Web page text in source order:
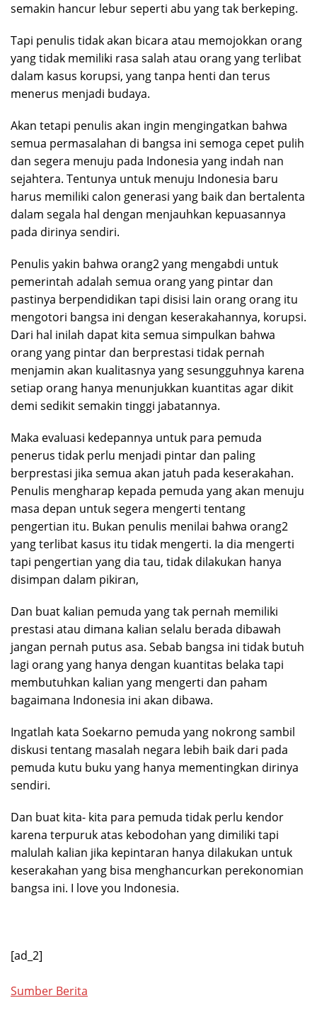
semakin hancur lebur seperti abu yang tak berkeping.
Tapi penulis tidak akan bicara atau memojokkan orang
yang tidak memiliki rasa salah atau orang yang terlibat
dalam kasus korupsi, yang tanpa henti dan terus
menerus menjadi budaya.
Akan tetapi penulis akan ingin mengingatkan bahwa
semua permasalahan di bangsa ini semoga cepet pulih
dan segera menuju pada Indonesia yang indah nan
sejahtera. Tentunya untuk menuju Indonesia baru
harus memiliki calon generasi yang baik dan bertalenta
dalam segala hal dengan menjauhkan kepuasannya
pada dirinya sendiri.
Penulis yakin bahwa orang2 yang mengabdi untuk
pemerintah adalah semua orang yang pintar dan
pastinya berpendidikan tapi disisi lain orang orang itu
mengotori bangsa ini dengan keserakahannya, korupsi.
Dari hal inilah dapat kita semua simpulkan bahwa
orang yang pintar dan berprestasi tidak pernah
menjamin akan kualitasnya yang sesungguhnya karena
setiap orang hanya menunjukkan kuantitas agar dikit
demi sedikit semakin tinggi jabatannya.
Maka evaluasi kedepannya untuk para pemuda
penerus tidak perlu menjadi pintar dan paling
berprestasi jika semua akan jatuh pada keserakahan.
Penulis mengharap kepada pemuda yang akan menuju
masa depan untuk segera mengerti tentang
pengertian itu. Bukan penulis menilai bahwa orang2
yang terlibat kasus itu tidak mengerti. Ia dia mengerti
tapi pengertian yang dia tau, tidak dilakukan hanya
disimpan dalam pikiran,
Dan buat kalian pemuda yang tak pernah memiliki
prestasi atau dimana kalian selalu berada dibawah
jangan pernah putus asa. Sebab bangsa ini tidak butuh
lagi orang yang hanya dengan kuantitas belaka tapi
membutuhkan kalian yang mengerti dan paham
bagaimana Indonesia ini akan dibawa.
Ingatlah kata Soekarno pemuda yang nokrong sambil
diskusi tentang masalah negara lebih baik dari pada
pemuda kutu buku yang hanya mementingkan dirinya
sendiri.
Dan buat kita- kita para pemuda tidak perlu kendor
karena terpuruk atas kebodohan yang dimiliki tapi
malulah kalian jika kepintaran hanya dilakukan untuk
keserakahan yang bisa menghancurkan perekonomian
bangsa ini. I love you Indonesia.
[ad_2]
Sumber Berita